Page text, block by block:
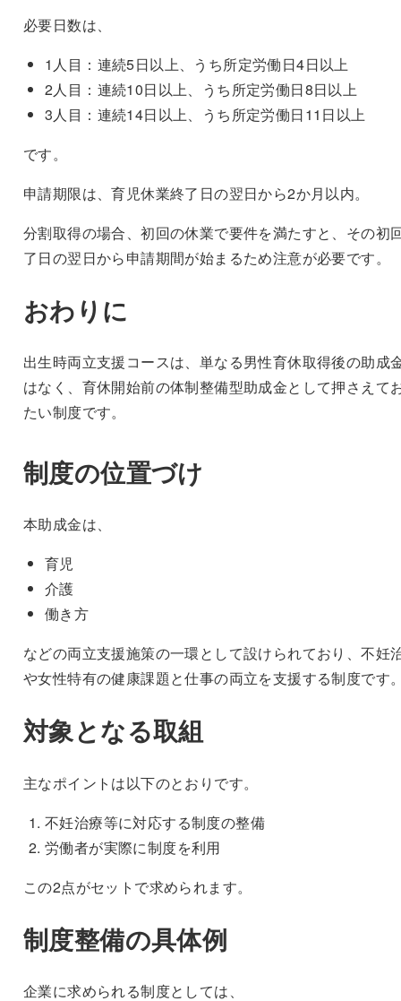
必要日数は、
1人目：連続5日以上、うち所定労働日4日以上
2人目：連続10日以上、うち所定労働日8日以上
3人目：連続14日以上、うち所定労働日11日以上
です。
申請期限は、育児休業終了日の翌日から2か月以内。
分割取得の場合、初回の休業で要件を満たすと、その初
了日の翌日から申請期間が始まるため注意が必要です。
おわりに
出生時両立支援コースは、単なる男性育休取得後の助成
はなく、育休開始前の体制整備型助成金として押さえて
たい制度です。
制度の位置づけ
本助成金は、
育児
介護
働き方
などの両立支援施策の一環として設けられており、不妊
や女性特有の健康課題と仕事の両立を支援する制度です
対象となる取組
主なポイントは以下のとおりです。
不妊治療等に対応する制度の整備
労働者が実際に制度を利用
この2点がセットで求められます。
制度整備の具体例
企業に求められる制度としては、